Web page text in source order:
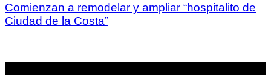
Comienzan a remodelar y ampliar “hospitalito de
Ciudad de la Costa”